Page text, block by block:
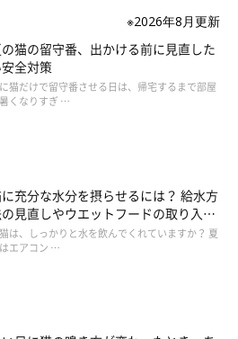
寝たりこたつの中でいっしょに寝たり
も同じ水の器で飲んでいます」
遊びたいときに遊んでいます」
悪くない、お互いにちょうどいい距
※2026年8月更新
猫の留守番、出かける前に見直した
安全対策
猫だけで留守番させる日は、帰宅するまで部屋
くなりすぎ …
充分な水分を摂らせるには？ 給水方
見直しやウエットフードの取り入れ
解説
は、しっかりと水を飲んでくれていますか？ 夏
エアコン …